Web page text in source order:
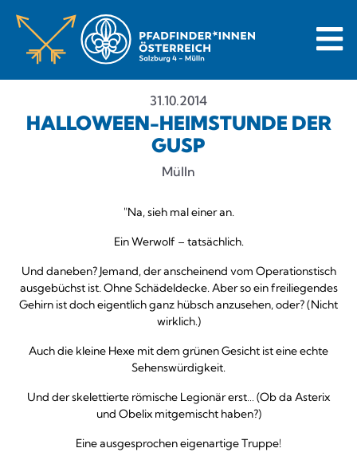
31.10.2014
HALLOWEEN-HEIMSTUNDE DER
GUSP
Mülln
"Na, sieh mal einer an.
Ein Werwolf – tatsächlich.
Und daneben? Jemand, der anscheinend vom Operationstisch
ausgebüchst ist. Ohne Schädeldecke. Aber so ein freiliegendes
Gehirn ist doch eigentlich ganz hübsch anzusehen, oder? (Nicht
wirklich.)
Auch die kleine Hexe mit dem grünen Gesicht ist eine echte
Sehenswürdigkeit.
Und der skelettierte römische Legionär erst… (Ob da Asterix
und Obelix mitgemischt haben?)
Eine ausgesprochen eigenartige Truppe!